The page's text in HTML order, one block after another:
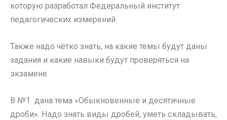
которую разработал Федеральный институт
педагогических измерений.
Также надо чётко знать, на какие темы будут даны
задания и какие навыки будут проверяться на
экзамене.
В №1 дана тема «Обыкновенные и десятичные
дроби». Надо знать виды дробей, уметь складывать,